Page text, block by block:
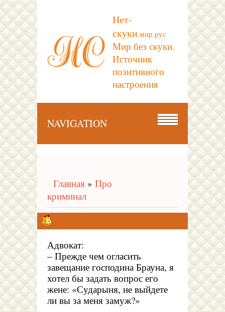
Нет-
скуки.мир.рус
Мир без скуки.
Источник
позитивного
настроения
NAVIGATION
Главная » Про
криминал
Адвокат:
– Прежде чем огласить
завещание господина Брауна, я
хотел бы задать вопрос его
жене: «Сударыня, не выйдете
ли вы за меня замуж?»